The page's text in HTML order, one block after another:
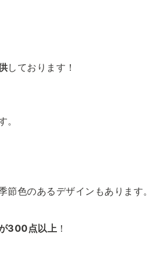
しております！
節色のあるデザインもあります。
300点以上 ！